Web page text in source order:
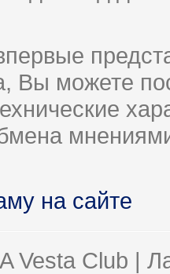
Вы можете
на сайте
Vesta Club |